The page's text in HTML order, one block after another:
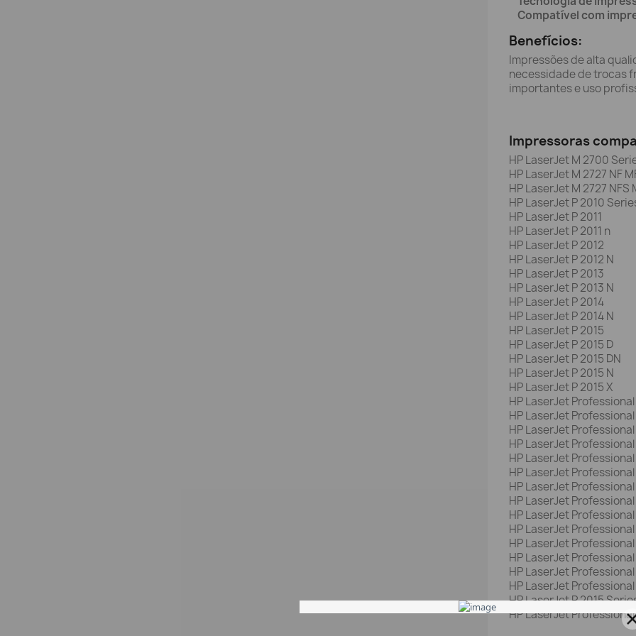
Compatível com
Benefícios:
Impressões de alta
necessidade de trocas
importantes e uso
Impressoras
HP LaserJet M 2700
HP LaserJet M 2727 NF
HP LaserJet M 2727 NFS
HP LaserJet P 2010
HP LaserJet P 2011
HP LaserJet P 2011 n
HP LaserJet P 2012
HP LaserJet P 2012 N
HP LaserJet P 2013
HP LaserJet P 2013 N
HP LaserJet P 2014
HP LaserJet P 2014 N
HP LaserJet P 2015
HP LaserJet P 2015 D
HP LaserJet P 2015 DN
HP LaserJet P 2015 N
HP LaserJet P 2015 X
HP LaserJet
HP LaserJet Professional
HP LaserJet Professional
HP LaserJet Professional
HP LaserJet Professional
HP LaserJet Professional
HP LaserJet Professional
HP LaserJet Professional
HP LaserJet Professional
HP LaserJet Professional
HP LaserJet Professional
HP LaserJet Professional
HP LaserJet Professional
HP LaserJet Professional
HP LaserJet P 2015
HP LaserJet